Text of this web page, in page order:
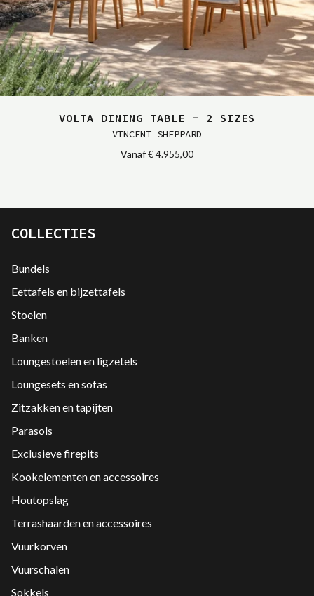
VOLTA DINING TABLE - 2 SIZES
VINCENT SHEPPARD
Vanaf€ 4.955,00
COLLECTIES
Bundels
Eettafels en bijzettafels
Stoelen
Banken
Loungestoelen en ligzetels
Loungesets en sofas
Zitzakken en tapijten
Parasols
Exclusieve firepits
Kookelementen en accessoires
Houtopslag
Terrashaarden en accessoires
Vuurkorven
Vuurschalen
Sokkels